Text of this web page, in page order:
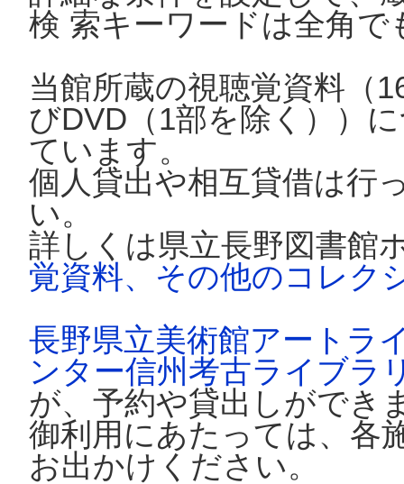
検 索キーワードは全角
当館所蔵の視聴覚資料（
びDVD（1部を除く））
ています。
個人貸出や相互貸借は行
い。
詳しくは県立長野図書館
覚資料、その他のコレク
長野県立美術館アートラ
ンター信州考古ライブラ
が、予約や貸出しができ
御利用にあたっては、各
お出かけください。